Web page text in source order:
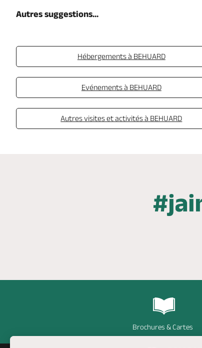
Autres suggestions...
Hébergements à BEHUARD
Evénements à BEHUARD
Autres visites et activités à BEHUARD
Brochures & Cartes